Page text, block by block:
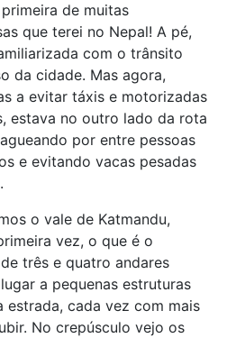
de muitas
que terei no Nepal! A pé,
com o trânsito
da cidade. Mas agora,
a evitar táxis e motorizadas
estava no outro lado da rota
por entre pessoas
e evitando vacas pesadas
o vale de Katmandu,
vez, o que é o
três e quatro andares
a pequenas estruturas
cada vez com mais
No crepúsculo vejo os